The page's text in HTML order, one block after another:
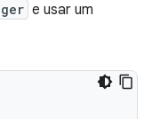
e usar um